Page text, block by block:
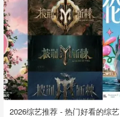
2026综艺推荐 - 热门好看的综艺